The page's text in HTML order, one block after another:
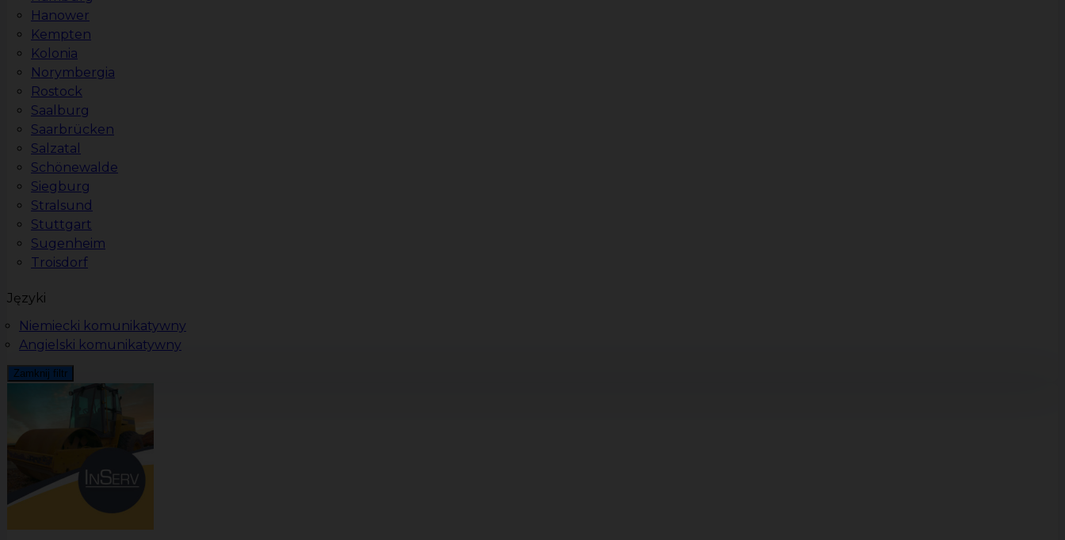
Hanower
Kempten
Kolonia
Norymbergia
Rostock
Saalburg
Saarbrücken
Salzatal
Schönewalde
Siegburg
Stralsund
Stuttgart
Sugenheim
Troisdorf
Języki
Niemiecki komunikatywny
Angielski komunikatywny
Zamknij filtr